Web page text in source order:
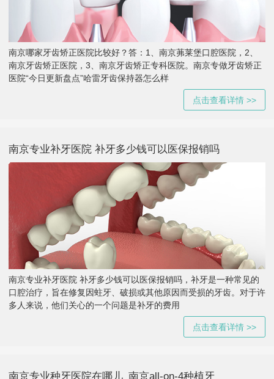
南京哪家牙齿矫正医院比较好？答：1、南京茀莱堡口腔医院，2、
南京牙齿矫正医院，3、南京牙齿矫正专科医院。南京专做牙齿矫正
医院“今日更新盘点”哈雷牙齿保持器怎么样
点击查看详情 >>
南京专业补牙医院 补牙多少钱可以医保报销吗
南京专业补牙医院 补牙多少钱可以医保报销吗，补牙是一种常见的
口腔治疗，旨在修复因蛀牙、破损或其他原因而受损的牙齿。对于许
多人来说，他们关心的一个问题是补牙的费用
点击查看详情 >>
南京专业种牙医院在哪儿_南京all-on-4种植牙